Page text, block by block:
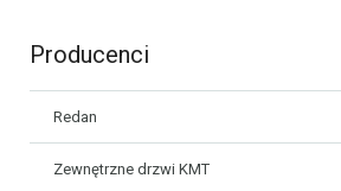
Producenci
Redan
Zewnętrzne drzwi KMT